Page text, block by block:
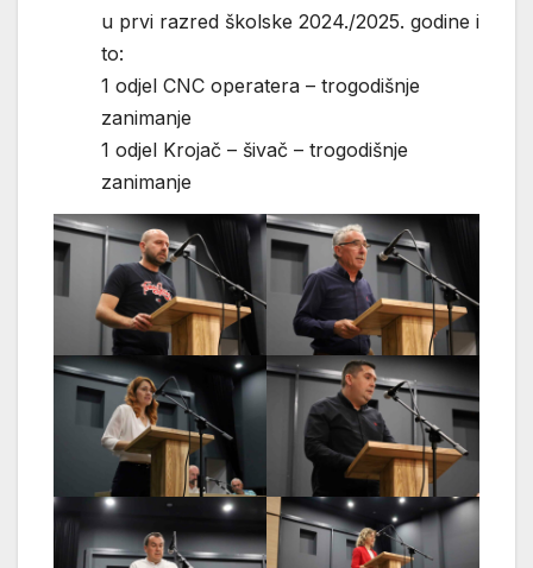
u prvi razred školske 2024./2025. godine i
to:
1 odjel CNC operatera – trogodišnje
zanimanje
1 odjel Krojač – šivač – trogodišnje
zanimanje